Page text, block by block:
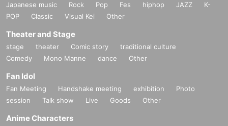
Japanese music Rock Pop Fes hiphop JAZZ
K-
POP
Classic Visual Kei Other
Theater and Stage
stage theater Comic story
traditional culture
Comedy
Mono Manne dance Other
Fan Idol
Fan Meeting Handshake meeting exhibition
Photo
session
Talk show Live Goods Other
Anime Characters